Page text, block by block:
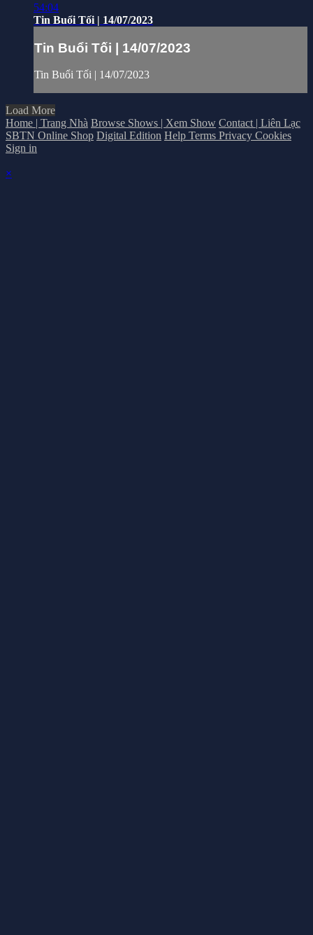
54:04
Tin Buổi Tối | 14/07/2023
Tin Buổi Tối | 14/07/2023
Tin Buổi Tối | 14/07/2023
Load More
Home | Trang Nhà Browse Shows | Xem Show Contact | Liên Lạc
SBTN Online Shop Digital Edition Help Terms Privacy Cookies
Sign in
×